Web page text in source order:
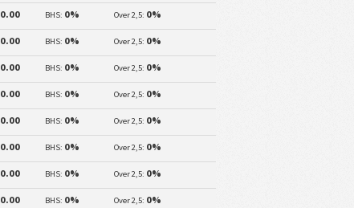
0.00 BHS: 0% Over 2,5: 0%
0.00 BHS: 0% Over 2,5: 0%
0.00 BHS: 0% Over 2,5: 0%
0.00 BHS: 0% Over 2,5: 0%
0.00 BHS: 0% Over 2,5: 0%
0.00 BHS: 0% Over 2,5: 0%
0.00 BHS: 0% Over 2,5: 0%
0.00 BHS: 0% Over 2,5: 0%